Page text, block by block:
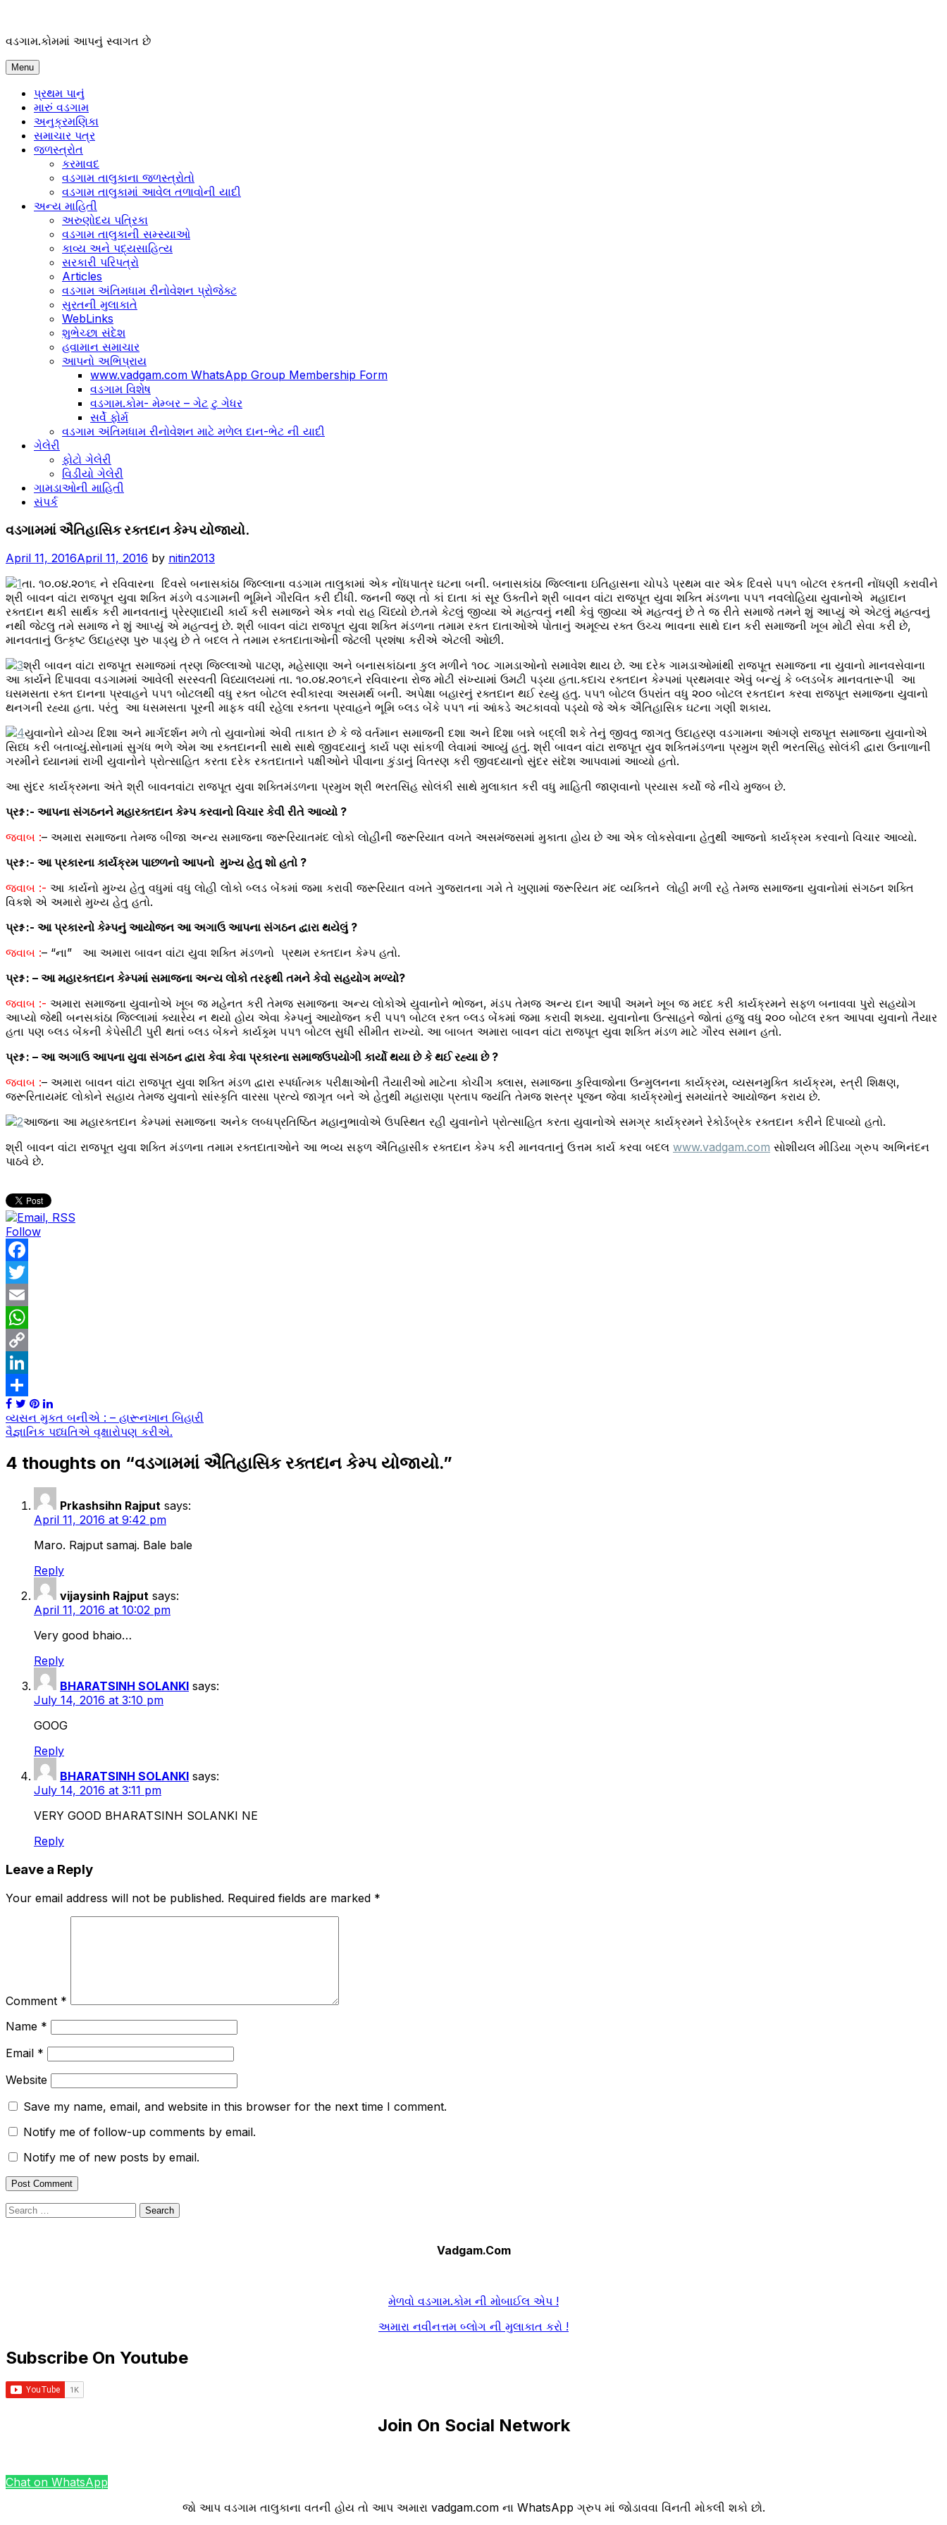
content
વડગામ.કોમમાં આપનું સ્વાગત છે
Menu
પ્રથમ પાનું
મારું વડગામ
અનુક્રમણિકા
સમાચાર પત્ર
જળસ્ત્રોત
કરમાવદ
વડગામ તાલુકાના જળસ્ત્રોતો
વડગામ તાલુકામાં આવેલ તળાવોની યાદી
અન્ય માહિતી
અરુણોદય પત્રિકા
વડગામ તાલુકાની સમ્સ્યાઓ
કાવ્ય અને પદ્યસાહિત્ય
સરકારી પરિપત્રો
Articles
વડગામ અંતિમધામ રીનોવેશન પ્રોજેક્ટ
સુરતની મુલાકાતે
WebLinks
શુભેચ્છા સંદેશ
હવામાન સમાચાર
આપનો અભિપ્રાય
www.vadgam.com WhatsApp Group Membership Form
વડગામ વિશેષ
વડગામ.કોમ- મેમ્બર – ગેટ ટુ ગેધર
સર્વે ફોર્મ
વડગામ અંતિમધામ રીનોવેશન માટે મળેલ દાન-ભેટ ની યાદી
ગેલેરી
ફોટો ગેલેરી
વિડીયો ગેલેરી
ગામડાઓની માહિતી
સંપર્ક
વડગામ
નોંધપાત્ર
વિશેષ
પ્રવૃતિઓ
વડગામમાં ઐતિહાસિક રક્તદાન કેમ્પ યોજાયો.
April 11, 2016April 11, 2016 by nitin2013
તા. ૧૦.૦૪.૨૦૧૬ ને રવિવારના દિવસે બનાસકાંઠા જિલ્લાના વડગામ તાલુકામાં એક નોંધપાત્ર ઘટના બની. બનાસકાંઠા જિલ્લાના ઇતિહાસના ચોપડે પ્રથમ વાર એક દિવસે ૫૫૧ બોટલ રકતની નોંધણી કરાવીને
શ્રી બાવન વાંટા રાજપૂત યુવા શક્તિ મંડળે વડગામની ભૂમિને ગૌરવિંત કરી દીધી. જનની જણ તો કાં દાતા કાં સૂર ઉક્તીને શ્રી બાવન વાંટા રાજપૂત યુવા શક્તિ મંડળના ૫૫૧ નવલોહિયા યુવાનોએ મહાદાન
રક્તદાન થકી સાર્થક કરી માનવતાનું પ્રેરણાદાયી કાર્ય કરી સમાજને એક નવો રાહ ચિંધ્યો છે.તમે કેટલું જીવ્યા એ મહત્વનું નથી કેવું જીવ્યા એ મહત્વનું છે તે જ રીતે સમાજે તમને શું આપ્યું એ એટલું મહત્વનું
નથી જેટલુ તમે સમાજ ને શું આપ્યું એ મહત્વનું છે. શ્રી બાવન વાંટા રાજપૂત યુવા શક્તિ મંડળના તમામ રકત દાતાઓએ પોતાનું અમૂલ્ય રક્ત ઉચ્ચ ભાવના સાથે દાન કરી સમાજની ખૂબ મોટી સેવા કરી છે,
માનવતાનું ઉત્કૃષ્ટ ઉદાહરણ પુરુ પાડ્યુ છે તે બદલ તે તમામ રક્તદાતાઓની જેટલી પ્રશંષા કરીએ એટલી ઓછી.
શ્રી બાવન વાંટા રાજપૂત સમાજમાં ત્રણ જિલ્લાઓ પાટણ, મહેસાણા અને બનાસકાંઠાના કુલ મળીને ૧૦૮ ગામડાઓનો સમાવેશ થાય છે. આ દરેક ગામડાઓમાંથી રાજપૂત સમાજના ના યુવાનો માનવસેવાના
આ કાર્યને દિપાવવા વડગામમાં આવેલી સરસ્વતી વિધ્યાલયમાં તા. ૧૦.૦૪.૨૦૧૬ને રવિવારના રોજ મોટી સંખ્યામાં ઉમટી પડ્યા હતા.કદાચ રક્તદાન કેમ્પમાં પ્રથમવાર એવું બન્યું કે બ્લડબેંક માનવતારૂપી આ
ઘસમસતા રક્ત દાનના પ્રવાહને ૫૫૧ બોટલથી વધુ રક્ત બોટલ સ્વીકારવા અસમર્થ બની. અપેક્ષા બહારનું રક્તદાન થઈ રહ્યુ હતુ. ૫૫૧ બોટલ ઉપરાંત વધુ ૨૦૦ બોટલ રકતદાન કરવા રાજ્પૂત સમાજના યુવાનો
થનગની રહ્યા હતા. પરંતુ આ ધસમસતા પૂરની માફક વધી રહેલા રક્તના પ્રવાહને ભૂમિ બ્લડ બેંકે ૫૫૧ નાં આંકડે અટકાવવો પડ્યો જે એક ઐતિહાસિક ઘટના ગણી શકાય.
યુવાનોને યોગ્ય દિશા અને માર્ગદર્શન મળે તો યુવાનોમાં એવી તાકાત છે કે જે વર્તમાન સમાજની દશા અને દિશા બન્ને બદ્લી શકે તેનું જીવતુ જાગતુ ઉદાહરણ વડગામના આંગણે રાજપૂત સમાજના યુવાનોએ
સિધ્ધ કરી બતાવ્યું.સોનામાં સુગંધ ભળે એમ આ રક્તદાનની સાથે સાથે જીવદયાનું કાર્ય પણ સાંકળી લેવામાં આવ્યું હતું. શ્રી બાવન વાંટા રાજપૂત યુવ શક્તિમંડળના પ્રમુખ શ્રી ભરતસિંહ સોલંકી દ્વારા ઉનાળાની
ગરમીને ધ્યાનમાં રાખી યુવાનોને પ્રોત્સાહિત કરતા દરેક રકતદાતાને પક્ષીઓને પીવાના કુંડાનું વિતરણ કરી જીવદયાનો સુંદર સંદેશ આપવામાં આવ્યો હતો.
આ સુંદર કાર્યક્રમના અંતે શ્રી બાવનવાંટા રાજપૂત યુવા શક્તિમંડળના પ્રમુખ શ્રી ભરતસિંહ સોલંકી સાથે મુલાકાત કરી વધુ માહિતી જાણવાનો પ્રયાસ કર્યો જે નીચે મુજબ છે.
પ્રશ્ન :- આપના સંગઠનને મહારક્તદાન કેમ્પ કરવાનો વિચાર કેવી રીતે આવ્યો ?
જવાબ :– અમારા સમાજના તેમજ બીજા અન્ય સમાજના જરૂરિયાતમંદ લોકો લોહીની જરૂરિયાત વખતે અસમંજસમાં મુકાતા હોય છે આ એક લોકસેવાના હેતુથી આજનો કાર્યક્રમ કરવાનો વિચાર આવ્યો.
પ્રશ્ન :- આ પ્રકારના કાર્યક્રમ પાછળનો આપનો મુખ્ય હેતુ શો હતો ?
જવાબ :- આ કાર્યનો મુખ્ય હેતુ વધુમાં વધુ લોહી લોકો બ્લડ બેંકમાં જમા કરાવી જરૂરિયાત વખતે ગુજરાતના ગમે તે ખુણામાં જરૂરિયત મંદ વ્યક્તિને લોહી મળી રહે તેમજ સમાજના યુવાનોમાં સંગઠન શક્તિ
વિકશે એ અમારો મુખ્ય હેતુ હતો.
પ્રશ્ન :- આ પ્રકારનો કેમ્પનું આયોજન આ અગાઉ આપના સંગઠન દ્વારા થયેલું ?
જવાબ :– “ના” આ અમારા બાવન વાંટા યુવા શક્તિ મંડળનો પ્રથમ રક્તદાન કેમ્પ હતો.
પ્રશ્ન : – આ મહારક્તદાન કેમ્પમાં સમાજના અન્ય લોકો તરફથી તમને કેવો સહયોગ મળ્યો?
જવાબ :- અમારા સમાજના યુવાનોએ ખૂબ જ મહેનત કરી તેમજ સમાજના અન્ય લોકોએ યુવાનોને ભોજન, મંડપ તેમજ અન્ય દાન આપી અમને ખૂબ જ મદદ કરી કાર્યક્રમને સફળ બનાવવા પુરો સહયોગ
આપ્યો જેથી બનસકાંઠા જિલ્લામાં ક્યારેય ન થયો હોય એવા કેમ્પનું આયોજન કરી ૫૫૧ બોટલ રક્ત બ્લડ બેંકમાં જમા કરાવી શક્યા. યુવાનોના ઉત્સાહને જોતાં હજુ વધુ ૨૦૦ બોટલ રક્ત આપવા યુવાનો તૈયાર
હતા પણ બ્લડ બેંકની કેપેસીટી પુરી થતાં બ્લડ બેંકને કાર્યક્ર્મ ૫૫૧ બોટલ સુધી સીમીત રાખ્યો. આ બાબત અમારા બાવન વાંટા રાજપૂત યુવા શક્તિ મંડળ માટે ગૌરવ સમાન હતો.
પ્રશ્ન : – આ અગાઉ આપના યુવા સંગઠન દ્વારા કેવા કેવા પ્રકારના સમાજઉપયોગી કાર્યો થયા છે કે થઈ રહ્યા છે ?
જવાબ :– અમારા બાવન વાંટા રાજપૂત યુવા શક્તિ મંડળ દ્વારા સ્પર્ધાત્મક પરીક્ષાઓની તૈયારીઓ માટેના કોચીંગ ક્લાસ, સમાજના કુરિવાજોના ઉન્મુલનના કાર્યક્રમ, વ્યસનમુક્તિ કાર્યક્રમ, સ્ત્રી શિક્ષણ,
જરૂરિતાયમંદ લોકોને સહાય તેમજ યુવાનો સાંસ્કૃતિ વારસા પ્રત્યે જાગૃત બને એ હેતુથી મહારાણા પ્રતાપ જયંતિ તેમજ શસ્ત્ર પૂજન જેવા કાર્યક્રમોનું સમયાંતરે આયોજન કરાય છે.
આજના આ મહારક્તદાન કેમ્પમાં સમાજના અનેક લબ્ધપ્રતિષ્ઠિત મહાનુભાવોએ ઉપસ્થિત રહી યુવાનોને પ્રોત્સાહિત કરતા યુવાનોએ સમગ્ર કાર્યક્રમને રેકોર્ડબ્રેક રક્તદાન કરીને દિપાવ્યો હતો.
શ્રી બાવન વાંટા રાજપૂત યુવા શક્તિ મંડળના તમામ રક્તદાતાઓને આ ભવ્ય સફળ ઐતિહાસીક રક્તદાન કેમ્પ કરી માનવતાનું ઉત્તમ કાર્ય કરવા બદલ www.vadgam.com સોશીયલ મીડિયા ગ્રુપ અભિનંદન
પાઠવે છે.
Follow
Facebook
Twitter
Email
WhatsApp
Copy
Link
LinkedIn
Share
Post
navigation
વ્યસન મુકત બનીએ : – હારૂનખાન બિહારી
વૈજ્ઞાનિક પધ્ધતિએ વૃક્ષારોપણ કરીએ.
4 thoughts on “વડગામમાં ઐતિહાસિક રક્તદાન કેમ્પ યોજાયો.”
Prkashsihn Rajput says:
April 11, 2016 at 9:42 pm
Maro. Rajput samaj. Bale bale
Reply
vijaysinh Rajput says:
April 11, 2016 at 10:02 pm
Very good bhaio…
Reply
BHARATSINH SOLANKI says:
July 14, 2016 at 3:10 pm
GOOG
Reply
BHARATSINH SOLANKI says:
July 14, 2016 at 3:11 pm
VERY GOOD BHARATSINH SOLANKI NE
Reply
Leave a Reply
Your email address will not be published. Required fields are marked *
Comment *
Name *
Email *
Website
Save my name, email, and website in this browser for the next time I comment.
Notify me of follow-up comments by email.
Notify me of new posts by email.
Search
for:
Vadgam.Com
મેળવો વડગામ.કોમ ની મોબાઈલ એપ !
અમારા નવીનત્તમ બ્લોગ ની મુલાકાત કરો !
Subscribe On Youtube
Join On Social Network
Chat on WhatsApp
જો આપ વડગામ તાલુકાના વતની હોય તો આપ અમારા vadgam.com ના WhatsApp ગ્રુપ માં જોડાવવા વિંનતી મોકલી શકો છો.